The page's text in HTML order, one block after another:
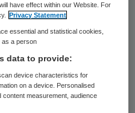
tafeltje gelegd
kijken. Toen de
door zijn hoofd weg
A. de foto’s om
De rechters
have effect within our Website. For
Privacy Statement
essential and statistical cookies,
as a person
data to provide:
device characteristics for
on a device. Personalised
measurement, audience